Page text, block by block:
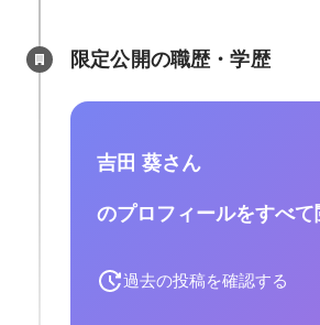
限定公開の職歴・学歴
吉田 葵さん
のプロフィールをすべて
過去の投稿を確認する